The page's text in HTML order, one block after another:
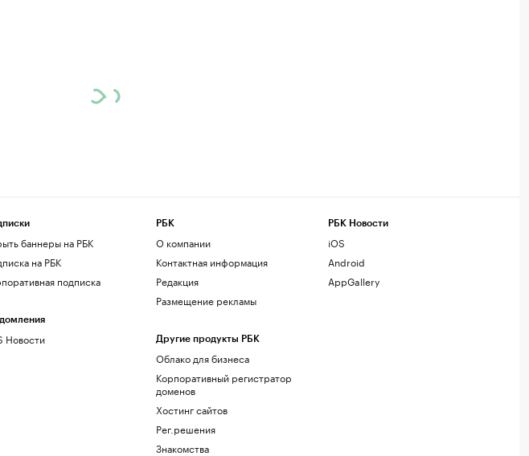
баннеры на РБК
на РБК
подписка
Новости
РБК
О компании
Контактная информация
Редакция
Размещение рекламы
Другие продукты РБК
Облако для бизнеса
Корпоративный регистратор
доменов
Хостинг сайтов
Рег.решения
Знакомства
РБК Новости
iOS
Android
AppGallery